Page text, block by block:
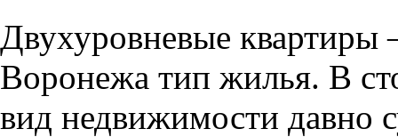
Двухуровневые квартиры
Воронежа тип жилья. В
вид недвижимости давно